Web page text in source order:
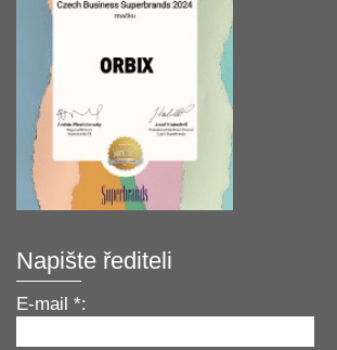
Napište řediteli
E-mail *: